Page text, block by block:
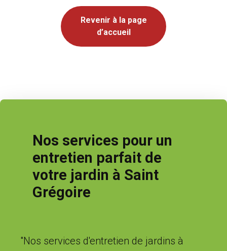
Revenir à la page
d’accueil
Nos services pour un
entretien parfait de
votre jardin à Saint
Grégoire
"Nos services d'entretien de jardins à